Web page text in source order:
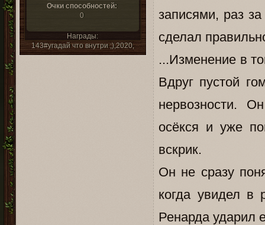
Очки способностей:
0
Награды:
143#угадай что внутри ;),2020,
записями, раз
сделал
...Изменение в
Вдруг пустой
нервозности.
осёкся и уже
вскрик.
Он не сразу
когда увидел в
Ренарда ударил